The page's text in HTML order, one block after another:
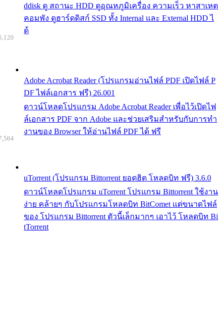
ddisk ดู สถานะ HDD ดูอุณหภูมิเครื่อง ความเร็ว หาสาเหต
คอมพัง ดูฮาร์ดดิสก์ SSD ทั้ง Internal และ External HDD ไ
ด้
Adobe Acrobat Reader (โปรแกรมอ่านไฟล์ PDF เปิดไฟล์ P
DF ไฟล์เอกสาร ฟรี) 26.001
ดาวน์โหลดโปรแกรม Adobe Acrobat Reader เพื่อไว้เปิดไฟ
ล์เอกสาร PDF จาก Adobe และช่วยเสริมสำหรับกับการทำ
งานของ Browser ให้อ่านไฟล์ PDF ได้ ฟรี
uTorrent (โปรแกรม Bittorrent ยอดฮิต โหลดบิท ฟรี) 3.6.0
ดาวน์โหลดโปรแกรม uTorrent โปรแกรม Bittorrent ใช้งาน
ง่าย คล้ายๆ กับโปรแกรมโหลดบิท BitComet แต่ขนาดไฟล์
ของ โปรแกรม Bittorrent ตัวนี้เล็กมากๆ เอาไว้ โหลดบิท Bi
tTorrent